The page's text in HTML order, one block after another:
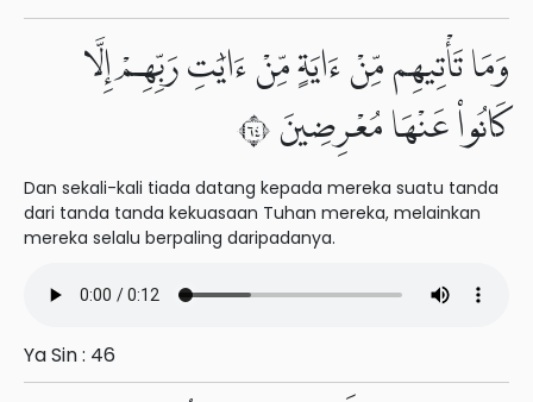
وَمَا تَأْتِيهِم مِّنْ ءَايَةٍ مِّنْ ءَايَٰتِ رَبِّهِمْ إِلَّا
كَانُوا۟ عَنْهَا مُعْرِضِينَ ٤٦
Dan sekali-kali tiada datang kepada mereka suatu tanda
dari tanda tanda kekuasaan Tuhan mereka, melainkan
mereka selalu berpaling daripadanya.
Ya Sin : 46